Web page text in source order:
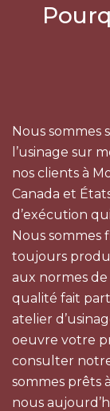
Nous sommes
l’usinage sur
nos clients à
Canada et
d’exécution
Nous sommes
toujours
aux normes
qualité fait
atelier
oeuvre votre
consulter
sommes prêts
nous